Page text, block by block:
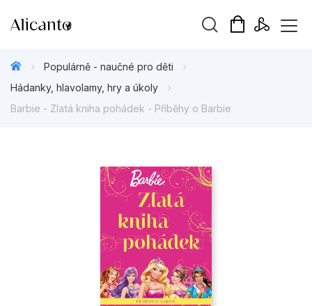
Připravujeme
Tipy redakce
Beletrie pro děti
Beletrie pro dospělé
Populárně - naučné pro děti
Hádanky, hlavolamy, hry a úkoly
Barbie - Zlatá kniha pohádek - Příběhy o Barbie